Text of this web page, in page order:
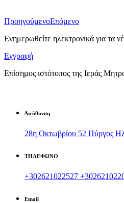
ΠροηγούμενοΕπόμενο
Ενημερωθείτε ηλεκτρονικά για τα
Εγγραφή
Επίσημος ιστότοπος της Ιεράς
Διεύθυνση
28η Οκτωβρίου 52 Πύργος
ΤΗΛΕΦΩΝΟ
+302621022527
Email